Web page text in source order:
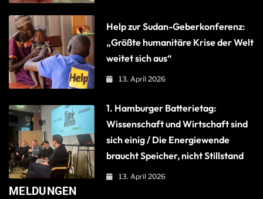
Help zur Sudan-Geberkonferenz:
„Größte humanitäre Krise der Welt
weitet sich aus“
13. April 2026
1. Hamburger Batterietag:
Wissenschaft und Wirtschaft sind
sich einig / Die Energiewende
braucht Speicher, nicht Stillstand
13. April 2026
MELDUNGEN